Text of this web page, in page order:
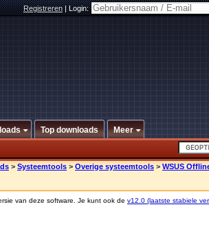
Registreren|Login:
Top downloads Meer
> Systeemtools > Overige systeemtools > WSUS
van deze software. Je kunt ook de v12.0 (laatste stabiele